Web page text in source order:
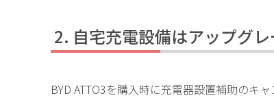
自宅充電設備はアップグ
BYD ATTO3を購入時に充電器設置補助のキ